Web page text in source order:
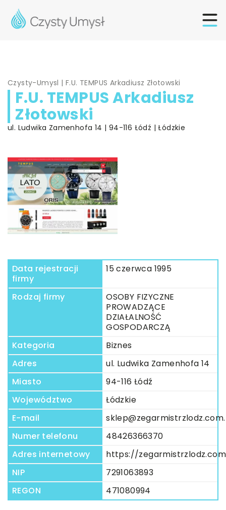
Czysty-Umysl |F.U. TEMPUS Arkadiusz Złotowski
F.U. TEMPUS Arkadiusz
Złotowski
ul. Ludwika Zamenhofa 14 | 94-116 Łódź | Łódzkie
Data rejestracji
firmy
15 czerwca 1995
Rodzaj firmy
OSOBY FIZYCZNE
PROWADZĄCE
DZIAŁALNOŚĆ
GOSPODARCZĄ
Kategoria
Biznes
Adres
ul. Ludwika Zamenhofa 14
Miasto
94-116 Łódź
Województwo
Łódzkie
E-mail
Numer telefonu
48426366370
Adres internetowy
https://
NIP
7291063893
REGON
471080994